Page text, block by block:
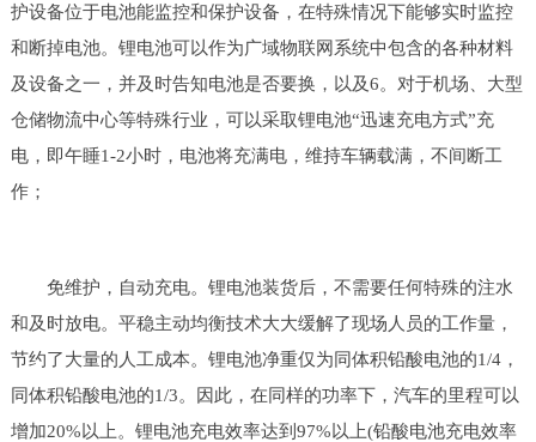
护设备位于电池能监控和保护设备，在特殊情况下能够实时监控
和断掉电池。锂电池可以作为广域物联网系统中包含的各种材料
及设备之一，并及时告知电池是否要换，以及6。对于机场、大型
仓储物流中心等特殊行业，可以采取锂电池“迅速充电方式”充
电，即午睡1-2小时，电池将充满电，维持车辆载满，不间断工
作；
免维护，自动充电。锂电池装货后，不需要任何特殊的注水
和及时放电。平稳主动均衡技术大大缓解了现场人员的工作量，
节约了大量的人工成本。锂电池净重仅为同体积铅酸电池的1/4，
同体积铅酸电池的1/3。因此，在同样的功率下，汽车的里程可以
增加20%以上。锂电池充电效率达到97%以上(铅酸电池充电效率